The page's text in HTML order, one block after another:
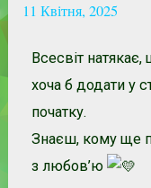
11 Квітня, 2025
Всесвіт
хоча б додати у
початку.
Знаєш, кому ще
з любов’ю